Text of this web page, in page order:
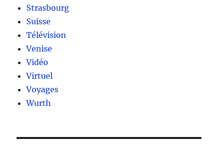
Strasbourg
Suisse
Télévision
Venise
Vidéo
Virtuel
Voyages
Wurth